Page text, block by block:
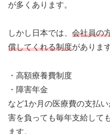
が多くあります。
しかし日本では、 会社員の
償してくれる制度があります
・高額療養費制度
・障害年金
など1か月の医療費の支払
害を負っても毎年支給して
ます。